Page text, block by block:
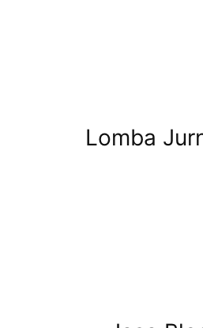
Lomba